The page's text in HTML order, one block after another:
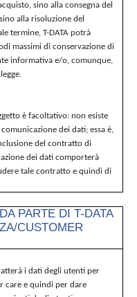
sino alla consegna del
alla risoluzione del
termine, T-DATA potrà
massimi di conservazione di
informativa e/o, comunque,
è facoltativo: non esiste
dei dati; essa è,
del contratto di
dei dati comporterà
tale contratto e quindi di
PARTE DI T-DATA
CUSTOMER
i dati degli utenti per
care e quindi per dare